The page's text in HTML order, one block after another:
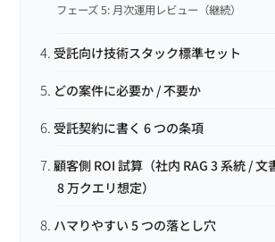
フェーズ 5: 月次運用レビュー（継続）
受託向け技術スタック標準セット
どの案件に必要か / 不要か
受託契約に書く 6 つの条項
顧客側 ROI 試算（社内 RAG 3 系統 / 文
8 万クエリ想定）
ハマりやすい 5 つの落とし穴